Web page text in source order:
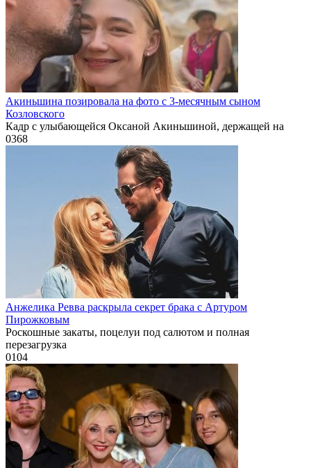
Акиньшина позировала на фото с 3-месячным сыном
Козловского
Кадр с улыбающейся Оксаной Акиньшиной, держащей на
0368
Анжелика Ревва раскрыла секрет брака с Артуром
Пирожковым
Роскошные закаты, поцелуи под салютом и полная
перезагрузка
0104